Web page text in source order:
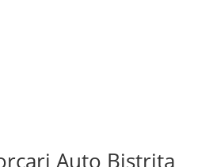
Auto Bistrita